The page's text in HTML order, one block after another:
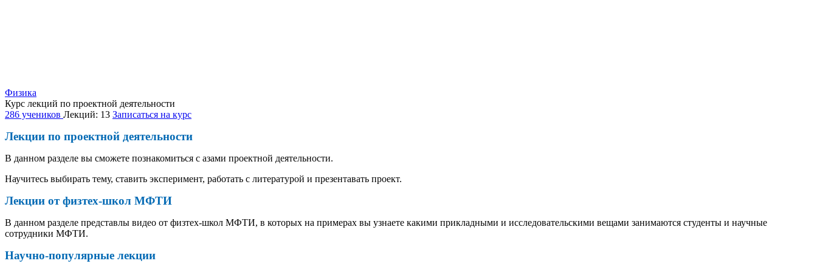
Физика
Курс лекций по проектной деятельности
286 учеников Лекций: 13 Записаться на курс
Лекции по проектной деятельности
В данном разделе вы сможете познакомиться с азами проектной деятельности.
Научитесь выбирать тему, ставить эксперимент, работать с литературой и презентавать проект.
Лекции от физтех-школ МФТИ
В данном разделе представлы видео от физтех-школ МФТИ, в которых на примерах вы узнаете какими прикладными и исследовательскими вещами занимаются студенты и научные
сотрудники МФТИ.
Научно-популярные лекции